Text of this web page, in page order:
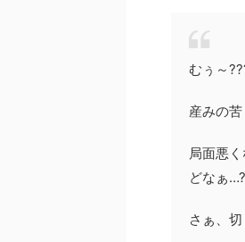
むぅ～
産みの
局面悪
どなぁ
さぁ、